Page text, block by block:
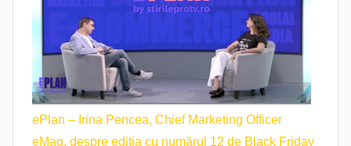
ePlan – Irina Pencea, Chief Marketing Officer
eMag, despre ediția cu numărul 12 de Black Friday